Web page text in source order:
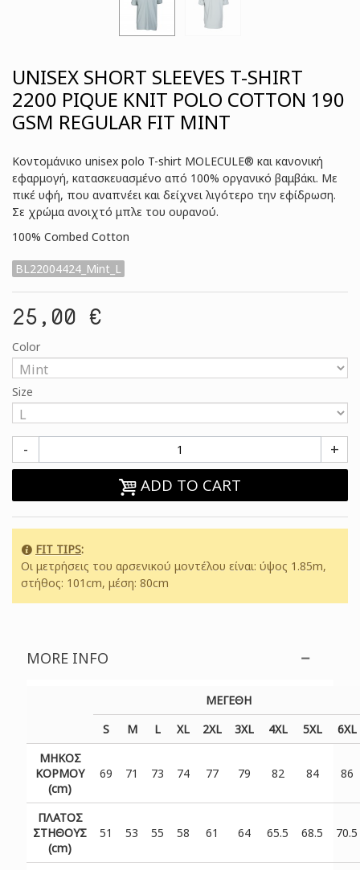
UNISEX SHORT SLEEVES T-SHIRT
2200 PIQUE KNIT POLO COTTON 190
GSM REGULAR FIT MINT
Κοντομάνικο unisex polo T-shirt MOLECULE® και κανονική
εφαρμογή, κατασκευασμένο από 100% οργανικό βαμβάκι. Με
πικέ υφή, που αναπνέει και δείχνει λιγότερο την εφίδρωση.
Σε χρώμα ανοιχτό μπλε του ουρανού.
100% Combed Cotton
BL22004424_Mint_L
25,00 €
Color
Size
- +
ADD TO CART
FIT TIPS:
Οι μετρήσεις του αρσενικού μοντέλου είναι: ύψος 1.85m,
στήθος: 101cm, μέση: 80cm
MORE INFO
ΜΕΓΕΘΗ
S
M L XL 2XL 3XL 4XL 5XL 6XL
ΜΗΚΟΣ
ΚΟΡΜΟΥ
(cm)
69 71 73 74 77 79 82 84 86
ΠΛΑΤΟΣ
ΣΤΗΘΟΥΣ
(cm)
51 53 55 58 61 64 65.5 68.5 70.5